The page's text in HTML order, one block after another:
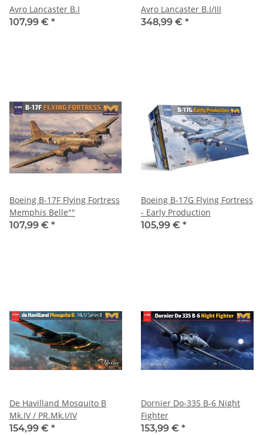
Avro Lancaster B.I
107,99 € *
Avro Lancaster B.I/III
348,99 € *
Boeing B-17F Flying Fortress
Memphis Belle""
107,99 € *
Boeing B-17G Flying Fortress
- Early Production
105,99 € *
De Havilland Mosquito B
Mk.IV / PR.Mk.I/IV
154,99 € *
Dornier Do-335 B-6 Night
Fighter
153,99 € *